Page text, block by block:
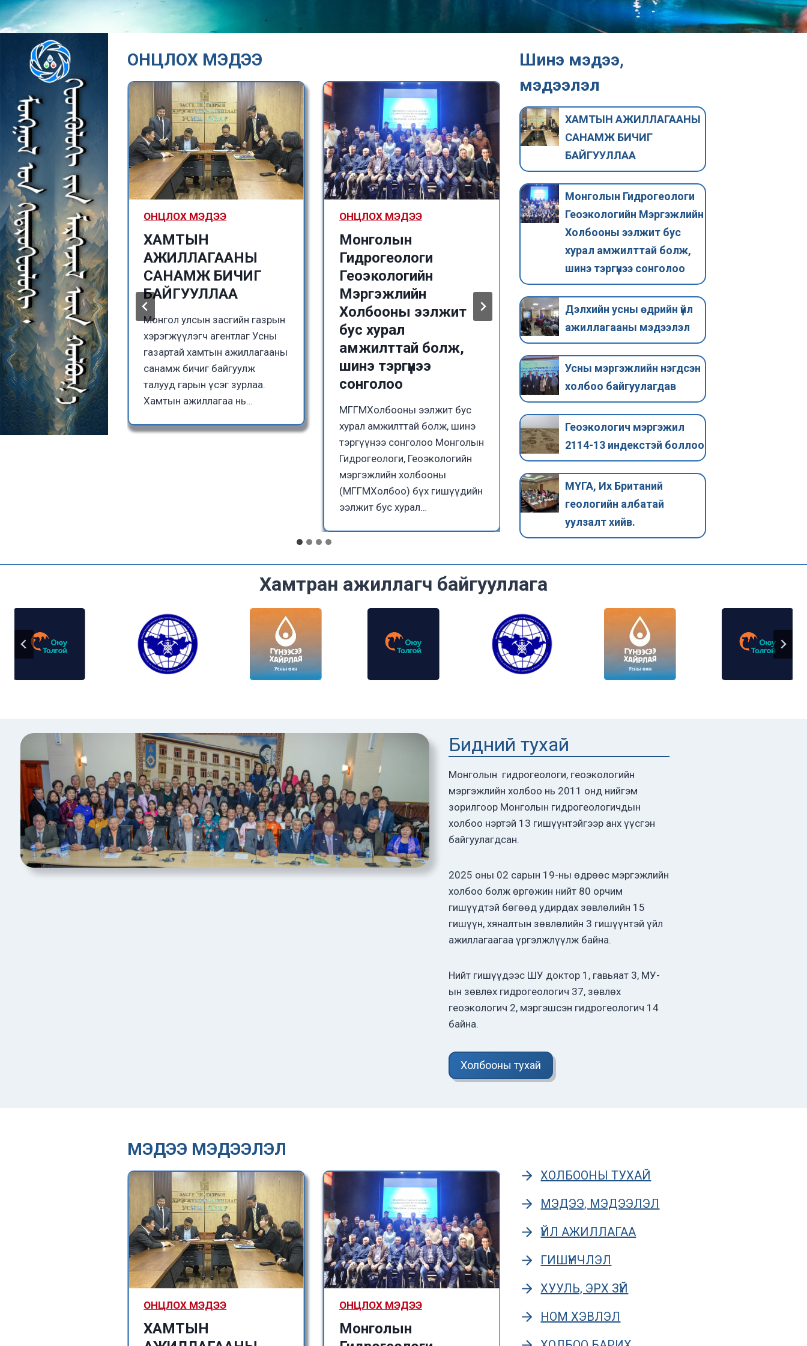
ОНЦЛОХ МЭДЭЭ
2114-13
боллоо
Гэр бүл,
Сайдын 2025 оны
өдрийн Үндэсний
ангилал ба
ОНЦЛОХ МЭДЭЭ
ХАМТЫН
АЖИЛЛАГААНЫ
САНАМЖ БИЧИГ
БАЙГУУЛЛАА
Монгол улсын засгийн газрын
хэрэгжүүлэгч агентлаг Усны
газартай хамтын ажиллагааны
санамж бичиг байгуулж
талууд гарын үсэг зурлаа.
Хамтын ажиллагаа нь…
ОНЦЛОХ МЭДЭЭ
Монголын
Гидрогеологи
Геоэкологийн
Мэргэжлийн
Холбооны ээлжит
бус хурал
амжилттай болж,
шинэ тэргүүнээ
сонголоо
МГГМХолбооны ээлжит бус
хурал амжилттай болж, шинэ
тэргүүнээ сонголоо Монголын
Гидрогеологи, Геоэкологийн
мэргэжлийн холбооны
(МГГМХолбоо) бүх гишүүдийн
ээлжит бус хурал…
ОНЦЛОХ МЭДЭЭ
Усны мэргэжлийн
нэгдсэн холбоо
байгуулагдав
Усны мэргэжлийн нэгдсэн
холбоо 2025 оны 02 сарын 26
өдөр байгуулагдлаа. УМНХ-ны
гидрогеологи, геоэкологийн
холбооны удирдах
зөвлөлийн…
Шинэ мэдээ,
мэдээлэл
ХАМТЫН АЖИЛЛАГААНЫ
САНАМЖ БИЧИГ
БАЙГУУЛЛАА
Монголын Гидрогеологи
Геоэкологийн Мэргэжлийн
Холбооны ээлжит бус
хурал амжилттай болж,
шинэ тэргүүнээ сонголоо
Дэлхийн усны өдрийн үйл
ажиллагааны мэдээлэл
Усны мэргэжлийн нэгдсэн
холбоо байгуулагдав
Геоэкологич мэргэжил
2114-13 индекстэй боллоо
МҮГА, Их Британий
геологийн албатай
уулзалт хийв.
Хамтран ажиллагч байгууллага
Бидний тухай
Монголын гидрогеологи, геоэкологийн
мэргэжлийн холбоо нь 2011 онд нийгэм
зорилгоор Монголын гидрогеологичдын
холбоо нэртэй 13 гишүүнтэйгээр анх үүсгэн
байгуулагдсан.
2025 оны 02 сарын 19-ны өдрөөс мэргэжлийн
холбоо болж өргөжин нийт 80 орчим
гишүүдтэй бөгөөд удирдах зөвлөлийн 15
гишүүн, хяналтын зөвлөлийн 3 гишүүнтэй үйл
ажиллагаагаа үргэлжлүүлж байна.
Нийт гишүүдээс ШУ доктор 1, гавьяат 3, МУ-
ын зөвлөх гидрогеологич 37, зөвлөх
геоэкологич 2, мэргэшсэн гидрогеологич 14
байна.
Холбооны тухай
МЭДЭЭ МЭДЭЭЛЭЛ
ОНЦЛОХ МЭДЭЭ
ХАМТЫН
ОНЦЛОХ МЭДЭЭ
Монголын
ХОЛБООНЫ ТУХАЙ
МЭДЭЭ, МЭДЭЭЛЭЛ
ҮЙЛ АЖИЛЛАГАА
ГИШҮҮНЧЛЭЛ
ХУУЛЬ, ЭРХ ЗҮЙ
НОМ ХЭВЛЭЛ